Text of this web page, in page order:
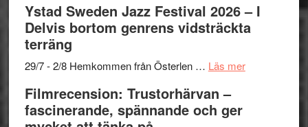
Det
grönaste
–
och
Ystad Sweden Jazz Festival 2026 – I
Delvis bortom genrens vidsträckta
terräng
29/7 - 2/8 Hemkommen från Österlen … Läs merom
Filmrecension: Trustorhärvan –
fascinerande, spännande och ger